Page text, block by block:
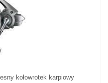
kołowrotek karpiowy